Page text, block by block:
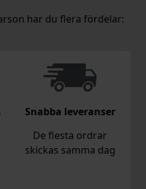
har du flera fördelar:
Snabba leveranser
De flesta ordrar
skickas samma dag